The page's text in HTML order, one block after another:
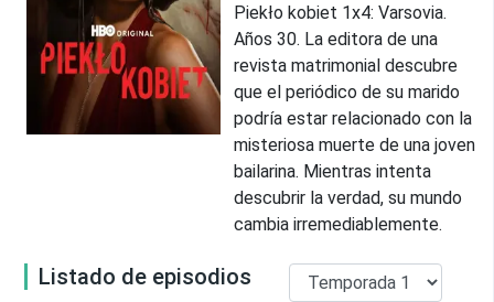
Piekło kobiet 1x4: Varsovia.
Años 30. La editora de una
revista matrimonial descubre
que el periódico de su marido
podría estar relacionado con la
misteriosa muerte de una joven
bailarina. Mientras intenta
descubrir la verdad, su mundo
cambia irremediablemente.
Listado de episodios